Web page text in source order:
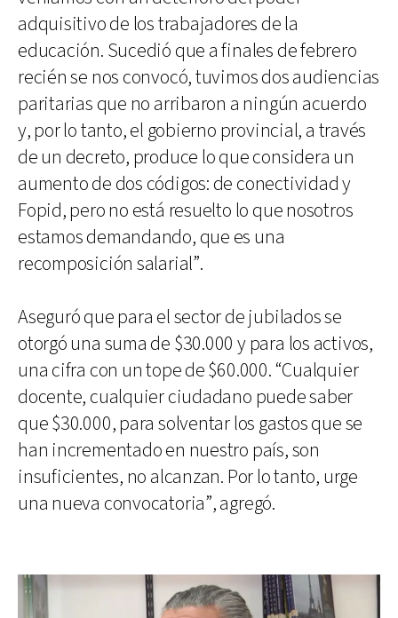
adquisitivo de los trabajadores de la
educación. Sucedió que a finales de febrero
recién se nos convocó, tuvimos dos audiencias
paritarias que no arribaron a ningún acuerdo
y, por lo tanto, el gobierno provincial, a través
de un decreto, produce lo que considera un
aumento de dos códigos: de conectividad y
Fopid, pero no está resuelto lo que nosotros
estamos demandando, que es una
recomposición salarial”.
Aseguró que para el sector de jubilados se
otorgó una suma de $30.000 y para los activos,
una cifra con un tope de $60.000. “Cualquier
docente, cualquier ciudadano puede saber
que $30.000, para solventar los gastos que se
han incrementado en nuestro país, son
insuficientes, no alcanzan. Por lo tanto, urge
una nueva convocatoria”, agregó.